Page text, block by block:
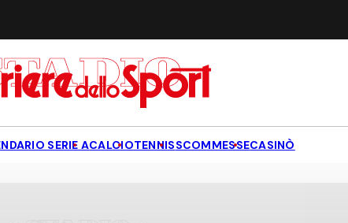
SERIE ACALCIOTENNISSCOMMESSECASINÒ